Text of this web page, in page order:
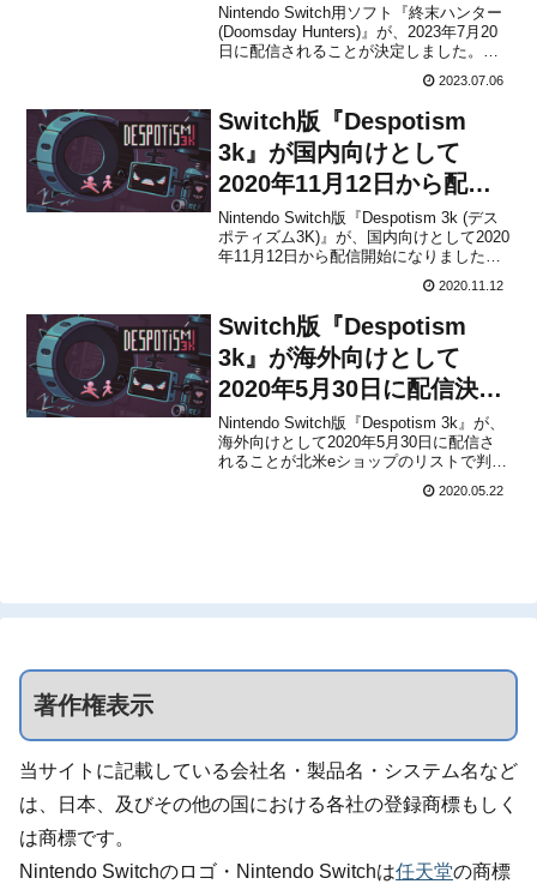
Nintendo Switch用ソフト『終末ハンター
(Doomsday Hunters)』が、2023年7月20
日に配信されることが決定しました。販
売価格は2,499円(税込)に設定されていま
すが、2023年7月27日 23時59分までは割
引価格の2,124円(税込)で購入する...
2023.07.06
Switch版『Despotism
3k』が国内向けとして
2020年11月12日から配信
開始！人間を管理するシム
Nintendo Switch版『Despotism 3k (デス
ポティズム3K)』が、国内向けとして2020
年11月12日から配信開始になりました。
ます。本作は、インディーデベロッパー
Konfa Gamesによって開発された、ロー
グラ...
2020.11.12
Switch版『Despotism
3k』が海外向けとして
2020年5月30日に配信決
定！人間を管理するシム
Nintendo Switch版『Despotism 3k』が、
海外向けとして2020年5月30日に配信さ
れることが北米eショップのリストで判明
ています。本作は、インディーデベロッ
2020.05.22
著作権表示
当サイトに記載している会社名・製品名・システム名など
は、日本、及びその他の国における各社の登録商標もしく
は商標です。
Nintendo Switchのロゴ・Nintendo Switchは任天堂の商標